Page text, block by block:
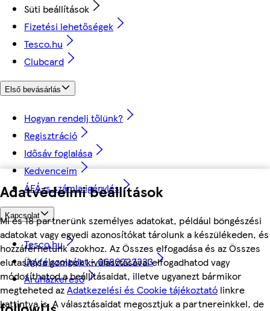
Adatvédelmi beállítások
Mi és 18 partnerünk személyes adatokat, például böngészési
adatokat vagy egyedi azonosítókat tárolunk a készülékeden, és
hozzáférhetünk azokhoz. Az Összes elfogadása és az Összes
elutasítása gombok kiválasztásával elfogadhatod vagy
módosíthatod a beállításaidat, illetve ugyanezt bármikor
megteheted azAdatkezelési és Cookie tájékoztató linkre
kattintva is. A választásaidat megosztjuk a partnereinkkel, de
Süti beállítások
Fizetési lehetőségek
Tesco.hu
Clubcard
Első bevásárlás
Hogyan rendelj tőlünk?
Regisztráció
Idősáv foglalása
Kedvenceim
ÁFÁ-s számla igénylés
Kapcsolat
Tesco.hu
Ügyfélszolgálat - 0680222333
Áruházkereső